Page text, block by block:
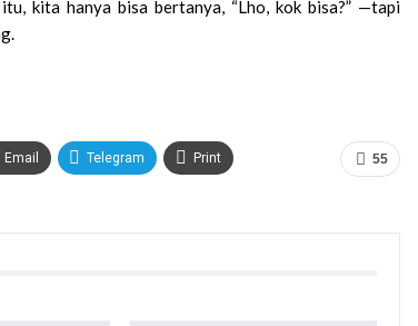
kita hanya bisa bertanya, “Lho, kok bisa?” —tapi
55
Email Telegram Print